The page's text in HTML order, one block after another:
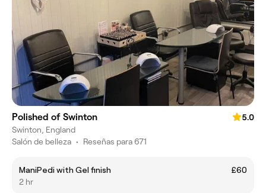
Polished of Swinton
5.0
Swinton, England
Salón de belleza • Reseñas para 671
ManiPedi with Gel finish
£60
2 hr